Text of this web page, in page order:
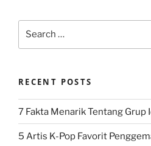
RECENT POSTS
7 Fakta Menarik Tentang Grup
5 Artis K-Pop Favorit